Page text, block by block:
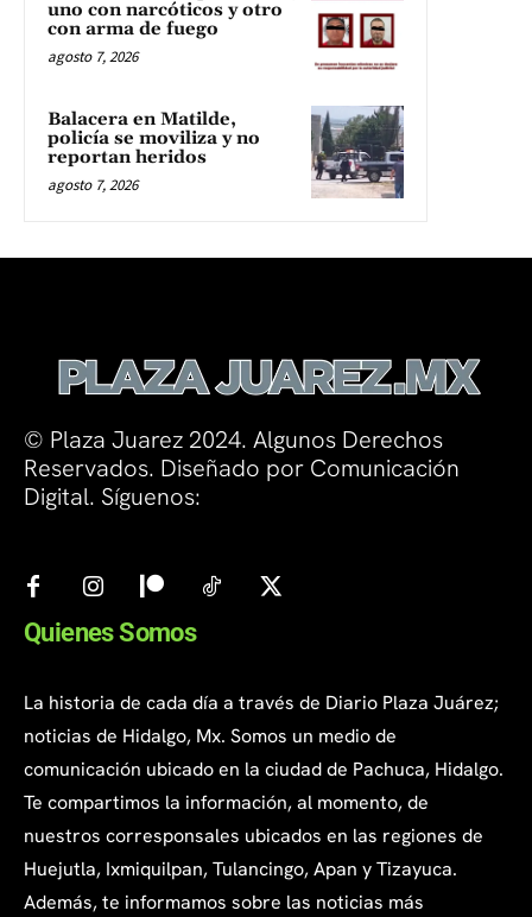
uno con narcóticos y otro
con arma de fuego
agosto 7, 2026
Balacera en Matilde,
policía se moviliza y no
reportan heridos
agosto 7, 2026
© Plaza Juarez 2024. Algunos Derechos
Reservados. Diseñado por Comunicación
Digital. Síguenos:
Quienes Somos
La historia de cada día a través de Diario Plaza Juárez;
noticias de Hidalgo, Mx. Somos un medio de
comunicación ubicado en la ciudad de Pachuca, Hidalgo.
Te compartimos la información, al momento, de
nuestros corresponsales ubicados en las regiones de
Huejutla, Ixmiquilpan, Tulancingo, Apan y Tizayuca.
Además, te informamos sobre las noticias más